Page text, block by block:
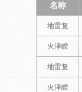
名称
地雷复
火泽睽
地雷复
火泽睽